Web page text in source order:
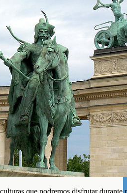
que podremos disfrutar durante